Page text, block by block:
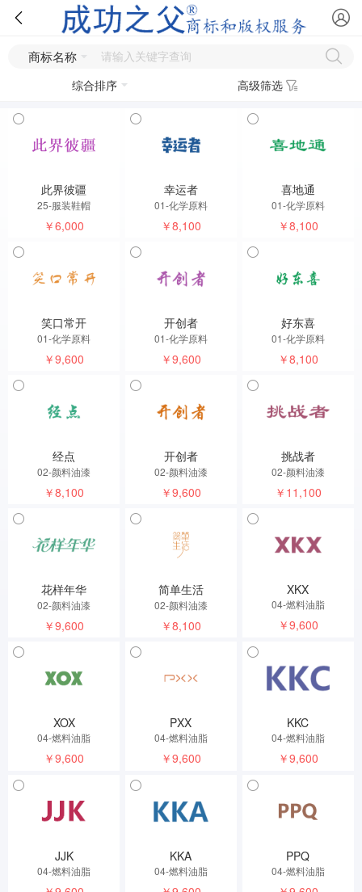
商标名称
综合排序 高级筛选
此界彼疆
25-服装鞋帽
￥6,000
幸运者
01-化学原料
￥8,100
喜地通
01-化学原料
￥8,100
笑口常开
01-化学原料
￥9,600
开创者
01-化学原料
￥9,600
好东喜
01-化学原料
￥8,100
经点
02-颜料油漆
￥8,100
开创者
02-颜料油漆
￥9,600
挑战者
02-颜料油漆
￥11,100
花样年华
02-颜料油漆
￥9,600
简单生活
02-颜料油漆
￥8,100
XKX
04-燃料油脂
￥9,600
XOX
04-燃料油脂
￥9,600
PXX
04-燃料油脂
￥9,600
KKC
04-燃料油脂
￥9,600
JJK
04-燃料油脂
KKA
04-燃料油脂
PPQ
04-燃料油脂